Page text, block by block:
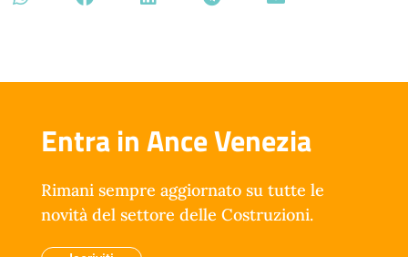
Entra in Ance Venezia
Rimani sempre aggiornato su tutte le
novità del settore delle Costruzioni.